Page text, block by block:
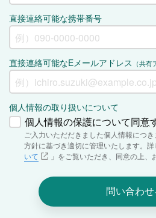
直接連絡可能な携帯番号
直接連絡可能なEメールアドレス （共
個人情報の取り扱いについて
個人情報の保護について同意
ご入力いただだきました個人情報につ
方針に基づき適切に管理いたします。
いて
」をご覧いただき、同意の上、
問い合わせ